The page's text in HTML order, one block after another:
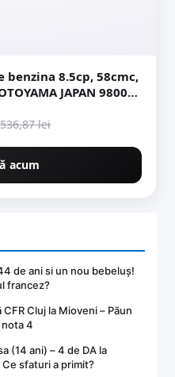
benzina 8.5cp, 58cmc,
JAPAN 9800
536,87 lei
acum
de ani si un nou bebeluș!
francez?
Cluj la Mioveni – Păun
4
(14 ani) – 4 de DA la
Ce sfaturi a primit?